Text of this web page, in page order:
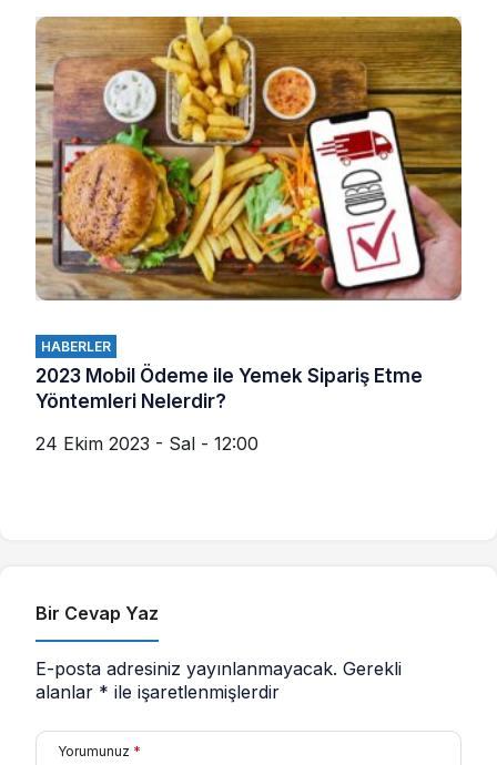
HABERLER
2023 Mobil Ödeme ile Yemek Sipariş Etme
Yöntemleri Nelerdir?
24 Ekim 2023 - Sal - 12:00
Bir Cevap Yaz
E-posta adresiniz yayınlanmayacak. Gerekli
alanlar * ile işaretlenmişlerdir
Yorumunuz *